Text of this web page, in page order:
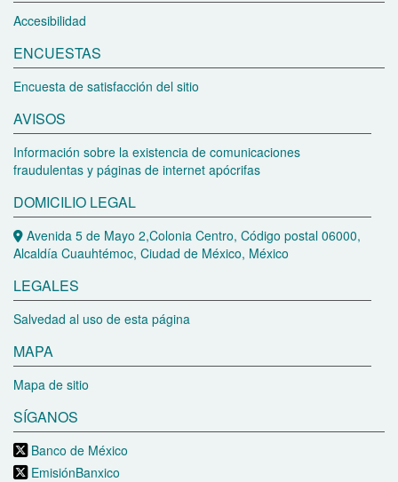
Accesibilidad
ENCUESTAS
Encuesta de satisfacción del sitio
AVISOS
Información sobre la existencia de comunicaciones
fraudulentas y páginas de internet apócrifas
DOMICILIO LEGAL
Avenida 5 de Mayo 2,Colonia Centro, Código postal 06000,
Alcaldía Cuauhtémoc, Ciudad de México, México
LEGALES
Salvedad al uso de esta página
MAPA
Mapa de sitio
SÍGANOS
Banco de México
EmisiónBanxico